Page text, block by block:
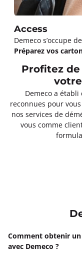
Access
Demeco s’occupe
Préparez vos
Profitez
Demeco a
reconnues pour
nos services de
vous comme
Comment obtenir
avec Demeco ?